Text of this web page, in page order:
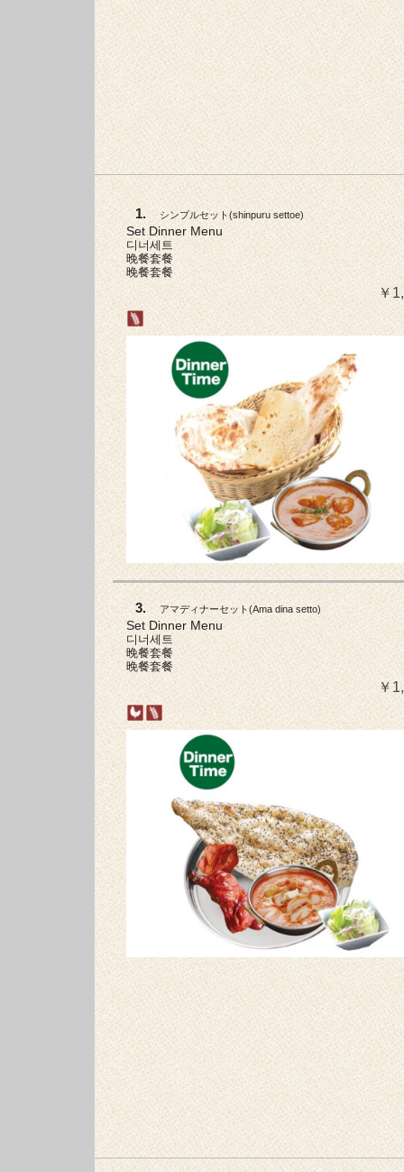
1. シンプルセット(shinpuru settoe)
Set Dinner Menu
디너세트
晚餐套餐
晚餐套餐
￥
3. アマディナーセット(Ama dina setto)
Set Dinner Menu
디너세트
晚餐套餐
晚餐套餐
￥